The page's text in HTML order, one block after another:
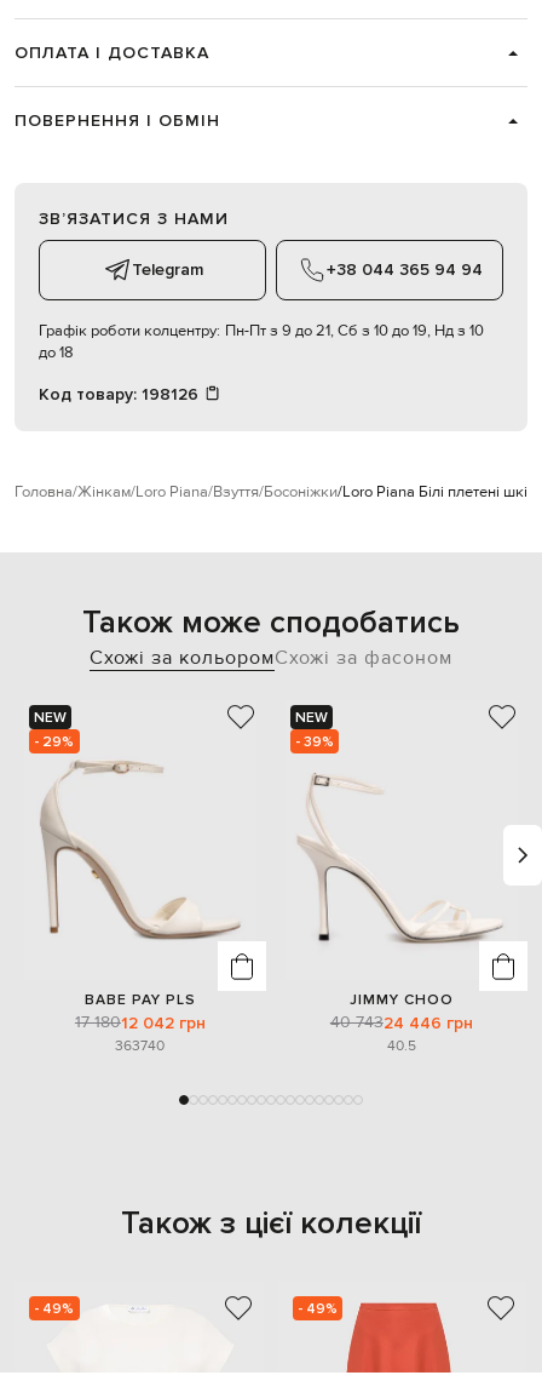
ОПЛАТА І ДОСТАВКА
ПОВЕРНЕННЯ І ОБМІН
ЗВʼЯЗАТИСЯ З НАМИ
Telegram +38 044 365 94 94
Графік роботи колцентру: Пн-Пт з 9 до 21, Сб з 10 до 19, Нд з 10
до 18
Код товару: 198126
Головна Жінкам Loro Piana Взуття Босоніжки Loro Piana Білі плетені
Також може сподобатись
Схожі за кольоромСхожі за фасоном
NEW
- 29%
BABE PAY PLS
17 18012 042 грн
363740
NEW
- 39%
JIMMY CHOO
40 74324 446 грн
40.5
Також з цієї колекції
- 49% - 49%